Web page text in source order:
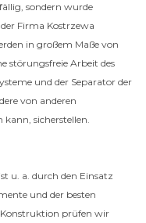
sondern wurde
Firma Kostrzewa
in großem Maße von
störungsfreie Arbeit des
und der Separator der
von anderen
kann, sicherstellen.
u. a. durch den Einsatz
und der besten
prüfen wir